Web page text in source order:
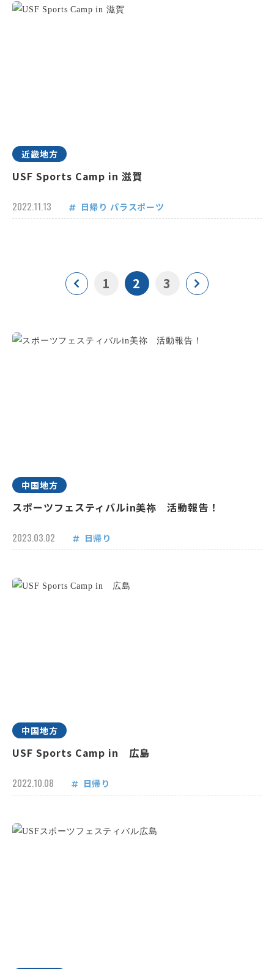
近畿地方
USF Sports Camp in 滋賀
2022.11.13 日帰り パラスポーツ
1 2 3
中国地方
スポーツフェスティバルin美祢 活動報告！
2023.03.02 日帰り
中国地方
USF Sports Camp in 広島
2022.10.08 日帰り